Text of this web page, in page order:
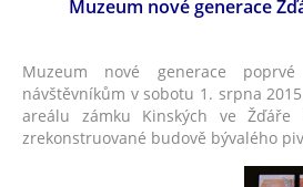
Muzeum nové generace
Muzeum nové generace
návštěvníkům v sobotu 1. srpna
areálu zámku Kinských ve Žďáře
zrekonstruované budově bývalého